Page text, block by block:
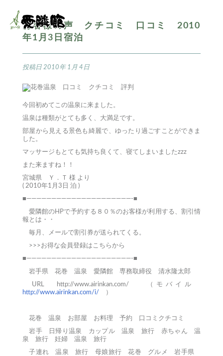
お客様の声 クチコミ 口コミ 2010
年1月3日宿泊
投稿日 2010年 1月 4日
今回初めてこの温泉に来ました。
温泉は種類がとても多く、大満足です。
部屋から見える景色も綺麗で、ゆったり過ごすことができま
した。
マッサージもとても気持ち良くて、寝てしまいましたzzz
また来ますね！！
宮城県 Ｙ．Ｔ 様 より
( 2010年1月3日 泊 )
■—————————————————————-■
愛隣館のHPで予約する８０％のお客様が利用する、割引情
報とは・・
毎月、メールで割引券が送られてくる。
>>>お得な会員登録はこちらから
■—————————————————————-■
岩手県 花巻 温泉 愛隣館 専務取締役 清水隆太郎
URL
http://www.airinkan.com/ （モバイル
http://www.airinkan.com/i/ ）
花巻 温泉 お部屋 お料理 予約
口コミクチコミ
岩手 日帰り温泉
カップル 温泉 旅行
赤ちゃん 温
泉 旅行
妊婦 温泉 旅行
子連れ 温泉 旅行
母娘旅行 花巻 グルメ
岩手県